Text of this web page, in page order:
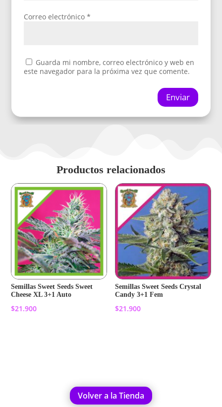
Correo electrónico*
Guarda mi nombre, correo electrónico y web en
este navegador para la próxima vez que comente.
Enviar
Productos relacionados
Semillas Sweet Seeds Sweet
Cheese XL 3+1 Auto
$21.900
Semillas Sweet Seeds Crystal
Candy 3+1 Fem
$21.900
Volver a la Tienda